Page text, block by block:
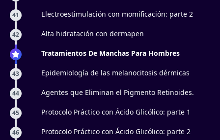
41 Electroestimulación con momificación: parte 2
42 Alta hidratación con dermapen
Tratamientos De Manchas Para Hombres
43 Epidemiología de las melanocitosis dérmicas
44 Agentes que Eliminan el Pigmento Retinoides.
45 Protocolo Práctico con Ácido Glicólico: parte 1
46 Protocolo Práctico con Ácido Glicólico: parte 2